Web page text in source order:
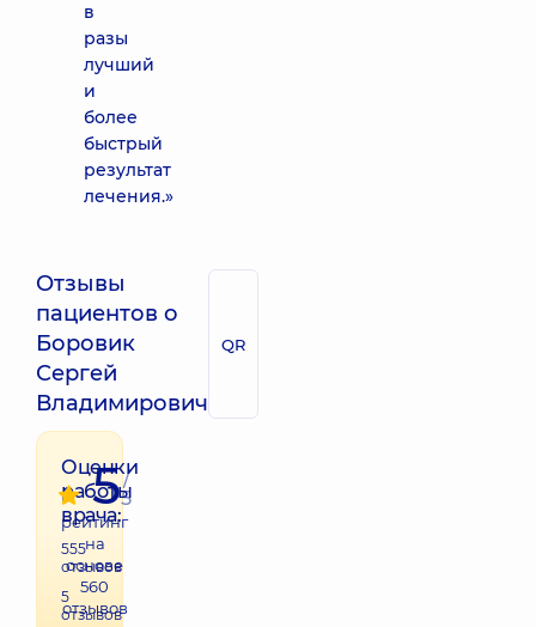
в
разы
лучший
и
более
быстрый
результат
лечения.»
Отзывы
пациентов о
Боровик
Сергей
Владимирович
QR
Оценки
работы
врача:
555
отзывов
5
отзывов
5/
5
рейтинг
на
основе
560
отзывов